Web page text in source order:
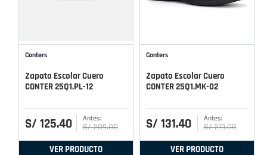
Conters
Zapato Escolar Cuero
CONTER 25Q1.PL-12
S/ 125.40 S/ 209.00
VER PRODUCTO
Conters
Zapato Escolar Cuero
CONTER 25Q1.MK-02
S/ 131.40 S/ 219.00
VER PRODUCTO